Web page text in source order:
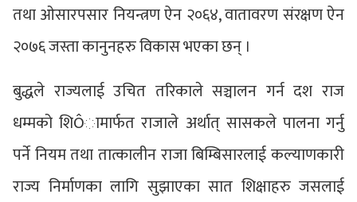
तथा ओसारपसार नियन्त्रण ऐन २०६४, वातावरण संरक्षण ऐन
२०७६ जस्ता कानुनहरु विकास भएका छन् ।
बुद्धले राज्यलाई उचित तरिकाले सञ्चालन गर्न दश राज
धम्मको शिÔामार्फत राजाले अर्थात् सासकले पालना गर्नु
पर्ने नियम तथा तात्कालीन राजा बिम्बिसारलाई कल्याणकारी
राज्य निर्माणका लागि सुझाएका सात शिक्षाहरु जसलाई